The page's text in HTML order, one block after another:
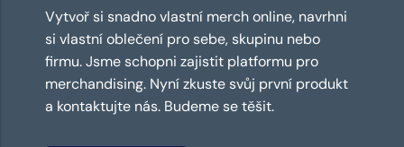
Vytvoř si snadno vlastní merch online, navrhni
si vlastní oblečení pro sebe, skupinu nebo
firmu. Jsme schopni zajistit platformu pro
merchandising. Nyní zkuste svůj první produkt
a kontaktujte nás. Budeme se těšit.